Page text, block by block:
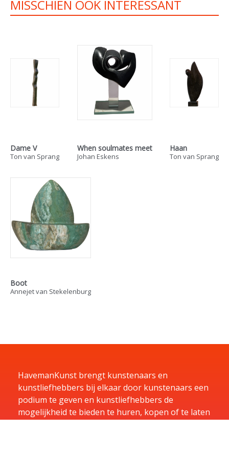
MISSCHIEN OOK INTERESSANT
Dame V
Ton van Sprang
When soulmates meet
Johan Eskens
Haan
Ton van Sprang
Boot
Annejet van Stekelenburg
HavemanKunst brengt kunstenaars en
kunstliefhebbers bij elkaar door kunstenaars een
podium te geven en kunstliefhebbers de
mogelijkheid te bieden te huren, kopen of te laten